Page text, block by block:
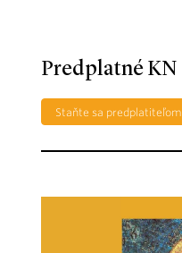
Predplatné KN
Staňte sa predplatiteľom